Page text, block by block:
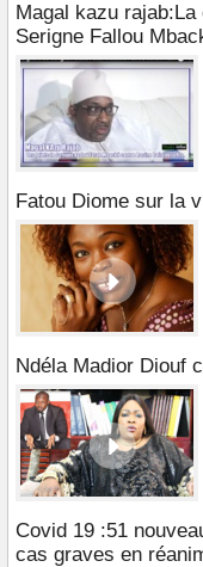
Magal kazu
Serigne Fallou
Fatou Diome sur la
Ndéla Madior Diouf
Covid 19 :51
cas graves en